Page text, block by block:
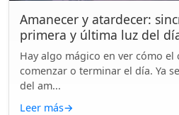
Amanecer y atardecer:
primera y última luz del
Hay algo mágico en ver cómo
comenzar o terminar el día. Ya
del am...
Leer más→